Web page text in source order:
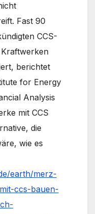
Fast 90
CCS-
berichtet
for Energy
Analysis
mit CCS
die
wie es
earth/merz-
ccs-bauen-